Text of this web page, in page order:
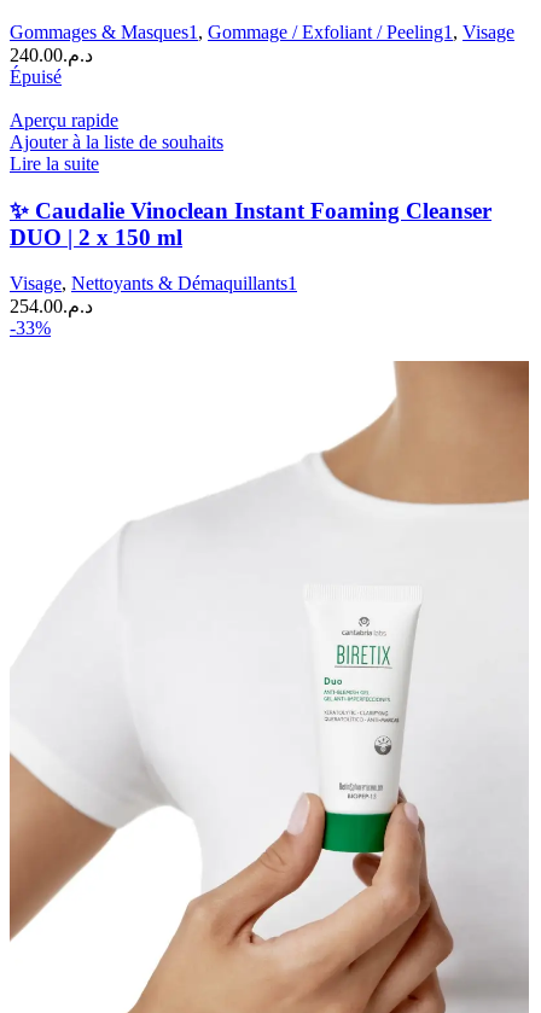
Exfoliator
|
75
Gommages & Masques1 , Gommage / Exfoliant / Peeling1 , Visage
د.م.240.00
Épuisé
Aperçu rapide
Ajouter à la liste de souhaits
Lire la suite
✨ Caudalie Vinoclean Instant Foaming Cleanser
DUO | 2 x 150 ml
Visage, Nettoyants & Démaquillants1
د.م.254.00
-33%